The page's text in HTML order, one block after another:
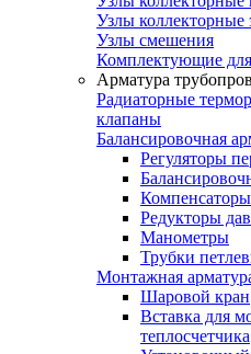
Узлы коллекторные
Узлы смешения
Комплектующие
Арматура
Радиаторные
клапаны
Балансировочная
Регуляторы
Редукторы
Манометры
Трубки
Монтажная
Шаровой кран
Вставка для
теплосчетчика